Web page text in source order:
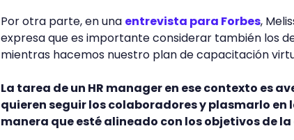
Por otra parte, en una entrevista para Forbes,
expresa que es importante considerar también los
mientras hacemos nuestro plan de capacitación
La tarea de un HR manager en ese contexto es
quieren seguir los colaboradores y plasmarlo
manera que esté alineado con los objetivos de la